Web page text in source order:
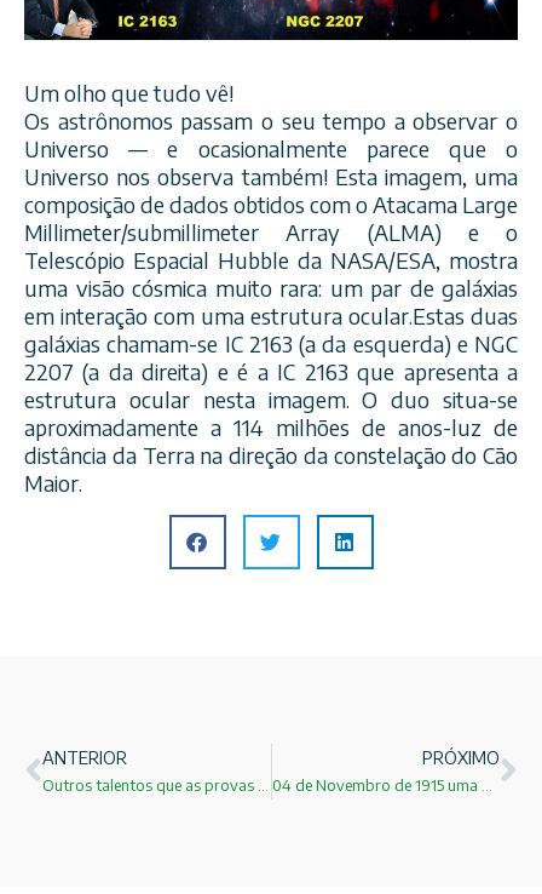
Um olho que tudo vê!
Os astrônomos passam o seu tempo a observar o
Universo — e ocasionalmente parece que o
Universo nos observa também! Esta imagem, uma
composição de dados obtidos com o Atacama Large
Millimeter/submillimeter Array (ALMA) e o
Telescópio Espacial Hubble da NASA/ESA, mostra
uma visão cósmica muito rara: um par de galáxias
em interação com uma estrutura ocular.Estas duas
galáxias chamam-se IC 2163 (a da esquerda) e NGC
2207 (a da direita) e é a IC 2163 que apresenta a
estrutura ocular nesta imagem. O duo situa-se
aproximadamente a 114 milhões de anos-luz de
distância da Terra na direção da constelação do Cão
Maior.
ANTERIOR PRÓXIMO